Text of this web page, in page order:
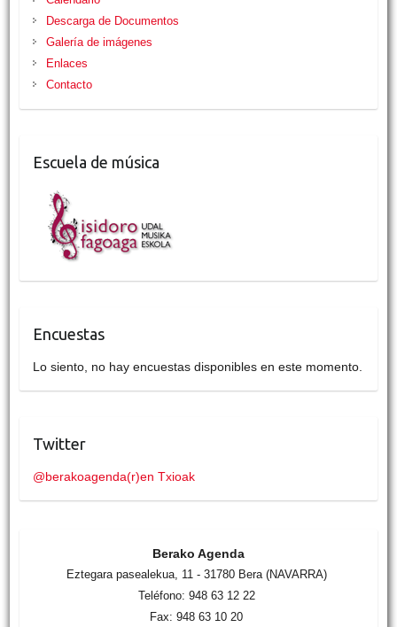
Descarga de Documentos
Galería de imágenes
Enlaces
Contacto
Escuela de música
Encuestas
Lo siento, no hay encuestas disponibles en este momento.
Twitter
@berakoagenda(r)en Txioak
Berako Agenda
Eztegara pasealekua, 11 - 31780 Bera (NAVARRA)
Teléfono: 948 63 12 22
Fax: 948 63 10 20